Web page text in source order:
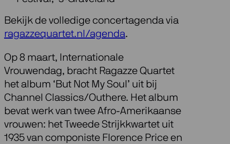
Bekijk de volledige concertagenda via
ragazzequartet.nl/agenda.
Op 8 maart, Internationale
Vrouwendag, bracht Ragazze Quartet
het album ‘But Not My Soul’ uit bij
Channel Classics/Outhere. Het album
bevat werk van twee Afro-Amerikaanse
vrouwen: het Tweede Strijkkwartet uit
1935 van componiste Florence Price en